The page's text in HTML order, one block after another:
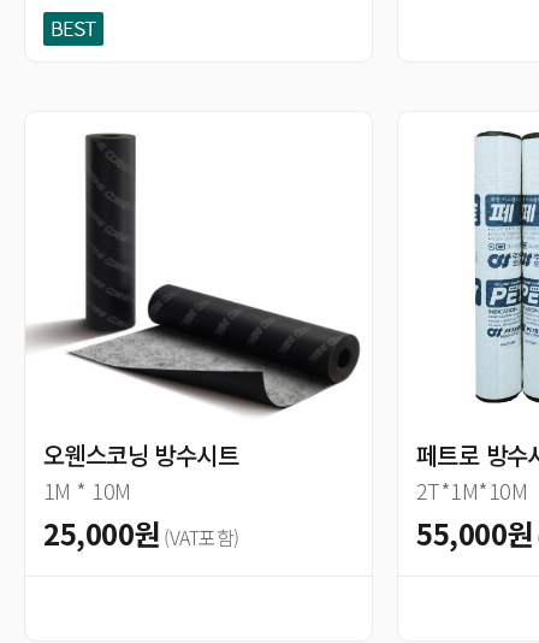
오웬스코닝 방수시트
1M * 10M
25,000원 (VAT포함)
페트로 방수
2T*1M*10M
55,000원